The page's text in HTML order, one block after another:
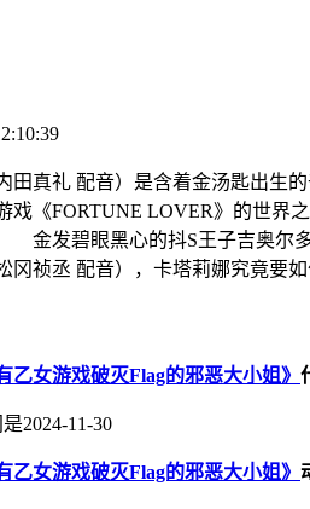
田真礼 配音）是含着金汤匙出生
戏《FORTUNE LOVER》的世界
发碧眼黑心的抖S王子吉奥尔多
冈祯丞 配音），卡塔莉娜究竟要
乙女游戏破灭Flag的邪恶大小姐》
2024-11-30
乙女游戏破灭Flag的邪恶大小姐》